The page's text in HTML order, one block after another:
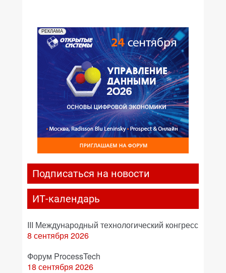
РЕКЛАМА
Подписаться на новости
ИТ-календарь
III Международный технологический конгресс
8 сентября 2026
Форум ProcessTech
18 сентября 2026